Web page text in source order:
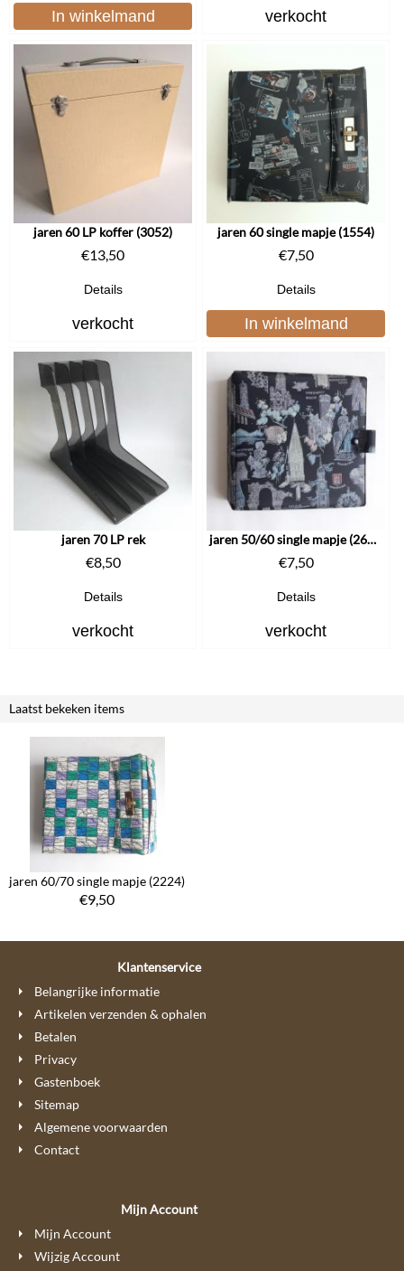
In winkelmand verkocht
jaren 60 LP koffer (3052)
€13,50
Details
verkocht
jaren 60 single mapje (1554)
€7,50
Details
In winkelmand
jaren 70 LP rek
€8,50
Details
verkocht
jaren 50/60 single mapje (2617)
€7,50
Details
verkocht
Laatst bekeken items
jaren 60/70 single mapje (2224)
€9,50
Klantenservice
Belangrijke informatie
Artikelen verzenden & ophalen
Betalen
Privacy
Gastenboek
Sitemap
Algemene voorwaarden
Contact
Mijn Account
Mijn Account
Wijzig Account